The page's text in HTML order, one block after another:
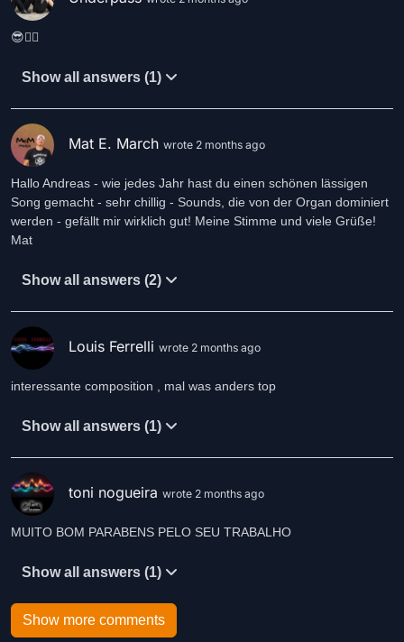
😎👍🏻
Show all answers (1)
Mat E. March wrote 2 months ago
Hallo Andreas - wie jedes Jahr hast du einen schönen lässigen
Song gemacht - sehr chillig - Sounds, die von der Organ dominiert
werden - gefällt mir wirklich gut! Meine Stimme und viele Grüße!
Show all answers (2)
Louis Ferrelli wrote 2 months ago
interessante composition , mal was anders top
Show all answers (1)
toni nogueira wrote 2 months ago
MUITO BOM PARABENS PELO SEU TRABALHO
Show all answers (1)
Show more comments